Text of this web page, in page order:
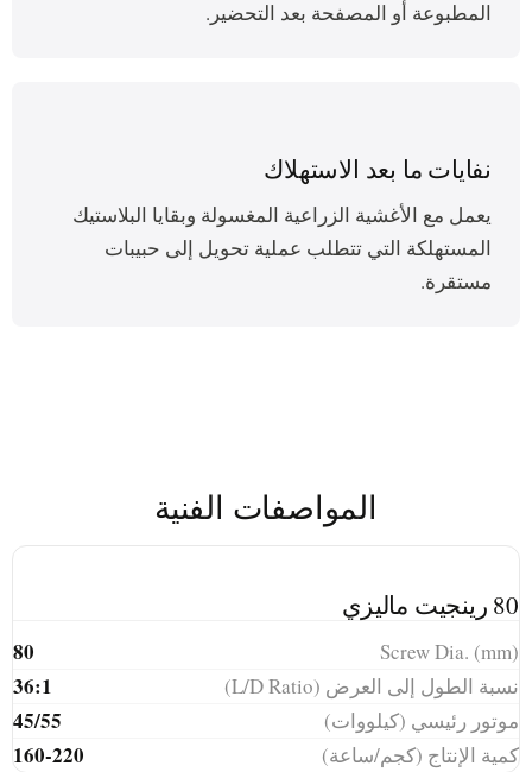
المطبوعة أو المصفحة بعد التحضير.
نفايات ما بعد الاستهلاك
يعمل مع الأغشية الزراعية المغسولة وبقايا البلاستيك
المستهلكة التي تتطلب عملية تحويل إلى حبيبات
مستقرة.
المواصفات الفنية
80 رينجيت ماليزي
Screw Dia. (mm)
80
نسبة الطول إلى العرض (L/D Ratio) 36:1
موتور رئيسي (كيلووات) 45/55
كمية الإنتاج (كجم/ساعة) 160-220